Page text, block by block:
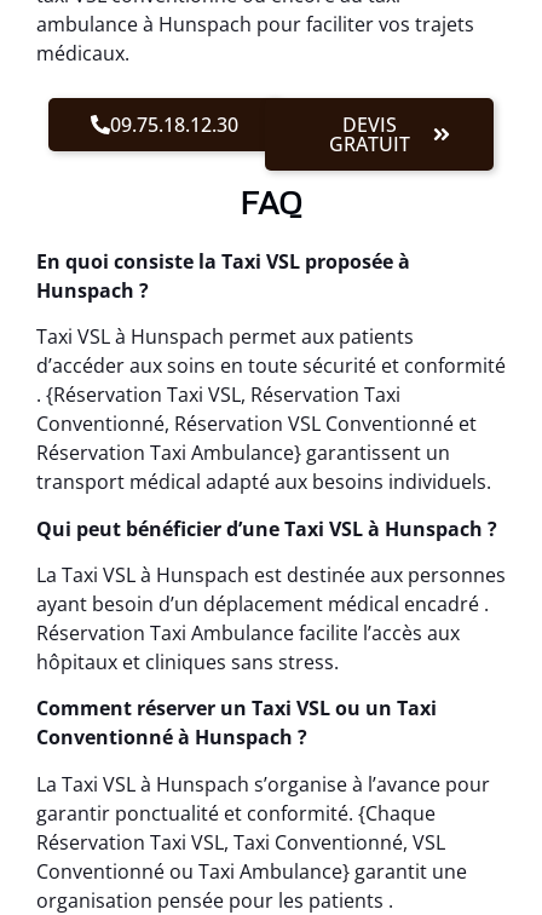
ambulance à Hunspach pour faciliter vos trajets
médicaux.
09.75.18.12.30 DEVIS
GRATUIT
FAQ
En quoi consiste la Taxi VSL proposée à
Hunspach ?
Taxi VSL à Hunspach permet aux patients
d’accéder aux soins en toute sécurité et conformité
. {Réservation Taxi VSL, Réservation Taxi
Conventionné, Réservation VSL Conventionné et
Réservation Taxi Ambulance} garantissent un
transport médical adapté aux besoins individuels.
Qui peut bénéficier d’une Taxi VSL à Hunspach ?
La Taxi VSL à Hunspach est destinée aux personnes
ayant besoin d’un déplacement médical encadré .
Réservation Taxi Ambulance facilite l’accès aux
hôpitaux et cliniques sans stress.
Comment réserver un Taxi VSL ou un Taxi
Conventionné à Hunspach ?
La Taxi VSL à Hunspach s’organise à l’avance pour
garantir ponctualité et conformité. {Chaque
Réservation Taxi VSL, Taxi Conventionné, VSL
Conventionné ou Taxi Ambulance} garantit une
organisation pensée pour les patients .